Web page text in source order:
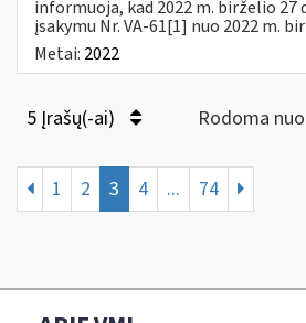
informuoja, kad 2022 m. birželio 27
įsakymu Nr. VA-61[1] nuo 2022 m.
Metai: 2022
5 Įrašų(-ai) Rodoma
1 2 3 4 ... 74